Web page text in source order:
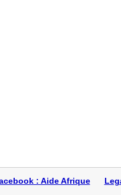
donnerai
Dé
: Aide Afrique